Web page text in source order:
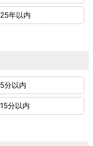
25年以内
5分以内
15分以内